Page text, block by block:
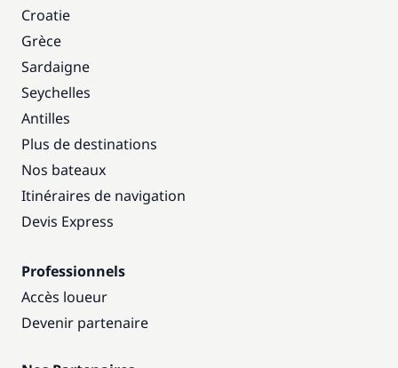
Croatie
Grèce
Sardaigne
Seychelles
Antilles
Plus de destinations
Nos bateaux
Itinéraires de navigation
Devis Express
Professionnels
Accès loueur
Devenir partenaire